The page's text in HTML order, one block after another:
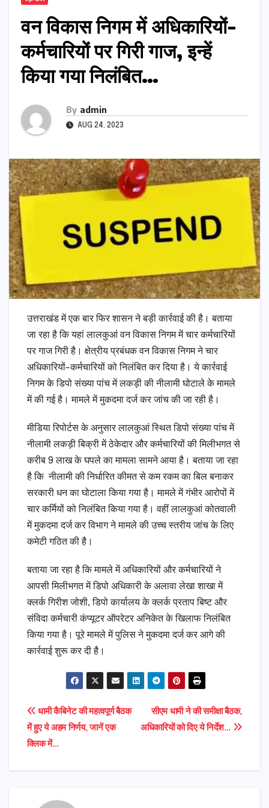
वन विकास निगम में अधिकारियों-
कर्मचारियों पर गिरी गाज, इन्हें
किया गया निलंबित…
By admin
AUG 24, 2023
उत्तराखंड में एक बार फिर शासन ने बड़ी कार्रवाई की है। बताया
जा रहा है कि यहां लालकुआं वन विकास निगम में चार कर्मचारियों
पर गाज गिरी है। क्षेत्रीय प्रबंधक वन विकास निगम ने चार
अधिकारियों-कर्मचारियों को निलंबित कर दिया है। ये कार्रवाई
निगम के डिपो संख्या पांच में लकड़ी की नीलामी घोटाले के मामले
में की गई है। मामले में मुकदमा दर्ज कर जांच की जा रही है।
मीडिया रिपोर्टस के अनुसार लालकुआं स्थित डिपो संख्या पांच में
नीलामी लकड़ी बिक्री में ठेकेदार और कर्मचारियों की मिलीभगत से
करीब 9 लाख के घपले का मामला सामने आया है। बताया जा रहा
है कि नीलामी की निर्धारित कीमत से कम रकम का बिल बनाकर
सरकारी धन का घोटाला किया गया है। मामले में गंभीर आरोपों में
चार कर्मियों को निलंबित किया गया है। वहीं लालकुआं कोतवाली
में मुकदमा दर्ज कर विभाग ने मामले की उच्च स्तरीय जांच के लिए
कमेटी गठित की है।
बताया जा रहा है कि मामले में अधिकारियों और कर्मचारियों ने
आपसी मिलीभगत में डिपो अधिकारी के अलावा लेखा शाखा में
क्लर्क गिरीश जोशी, डिपो कार्यालय के क्लर्क प्रताप बिष्ट और
संविदा कर्मचारी कंप्यूटर ऑपरेटर अनिकेत के खिलाफ निलंबित
किया गया है। पूरे मामले में पुलिस ने मुकदमा दर्ज कर आगे की
कार्रवाई शुरू कर दी है।
Post
navigation
सीएम धामी ने की समीक्षा बैठक,
अधिकारियों को दिए ये निर्देश…
धामी कैबिनेट की महत्वपूर्ण बैठक
में हुए ये अहम निर्णय, जानें एक
क्लिक में…